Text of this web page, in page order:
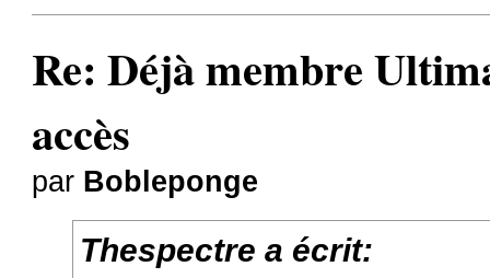
Re: Déjà membre
accès
par Bobleponge
Thespectre a écrit: